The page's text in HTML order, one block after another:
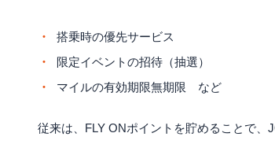
搭乗時の優先サービス
限定イベントの招待（抽選）
マイルの有効期限無期限 など
従来は、FLY ONポイントを貯めることで、